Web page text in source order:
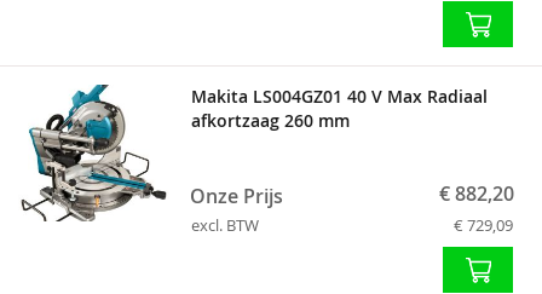
Makita LS004GZ01 40 V Max Radiaal
afkortzaag 260 mm
Onze Prijs € 882,20
excl. BTW € 729,09